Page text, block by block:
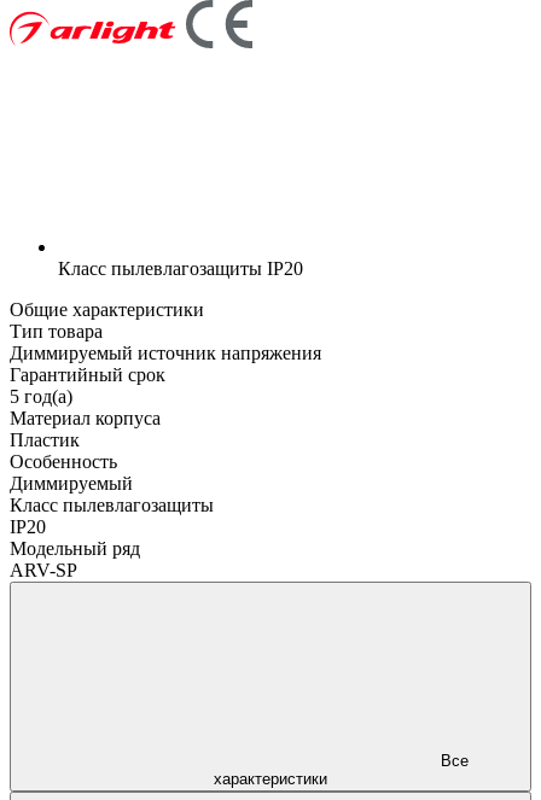
Класс пылевлагозащиты IP20
Общие характеристики
Тип товара
Диммируемый источник напряжения
Гарантийный срок
5 год(а)
Материал корпуса
Пластик
Особенность
Диммируемый
Класс пылевлагозащиты
IP20
Модельный ряд
ARV-SP
характеристики